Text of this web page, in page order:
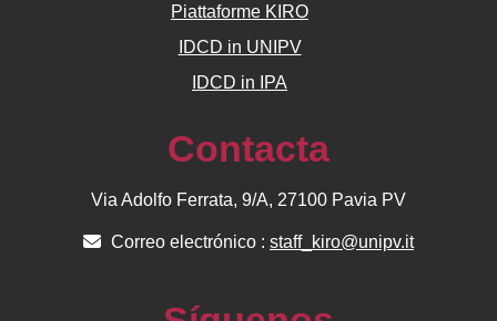
Piattaforme KIRO
IDCD in UNIPV
IDCD in IPA
Contacta
Via Adolfo Ferrata, 9/A, 27100 Pavia PV
Correo electrónico : staff_kiro@unipv.it